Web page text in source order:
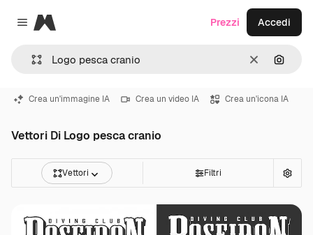
Close menu
Magnific
CancellaCerca
Prezzi Accedi
Crea un'immagine IA Crea un video IA Crea un'icona IA
Vettori Di Logo pesca cranio
Vettori Filtri